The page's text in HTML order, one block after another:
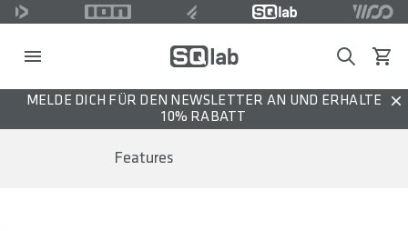
Search
MELDE DICH FÜR DEN NEWSLETTER AN UND ERHALTE
10% RABATT
Features